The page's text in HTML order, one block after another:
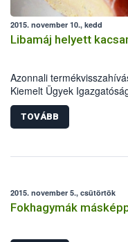
2015. november 10., kedd
Libamáj helyett
Azonnali
Kiemelt Ügyek
bebizonyították, hogy
vásárlók csalástól való
érdekében a NÉBIH
forgalmi korlátozás alá
TOVÁBB
2015. november 5., csütörtök
Fokhagymák